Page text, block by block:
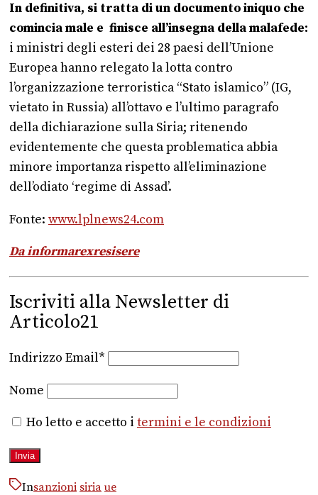
In definitiva, si tratta di un documento iniquo che
comincia male e finisce all’insegna della malafede:
i ministri degli esteri dei 28 paesi dell’Unione
Europea hanno relegato la lotta contro
l’organizzazione terroristica “Stato islamico” (IG,
vietato in Russia) all’ottavo e l’ultimo paragrafo
della dichiarazione sulla Siria; ritenendo
evidentemente che questa problematica abbia
minore importanza rispetto all’eliminazione
dell’odiato ‘regime di Assad’.
Fonte: www.lplnews24.com
Da informarexresisere
Iscriviti alla Newsletter di
Articolo21
Indirizzo Email*
Nome
Ho letto e accetto i termini e le condizioni
Insanzioni siria ue